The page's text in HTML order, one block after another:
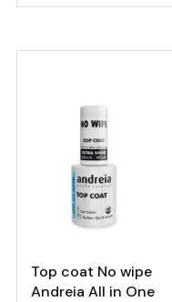
Top coat No wipe
Andreia All in One